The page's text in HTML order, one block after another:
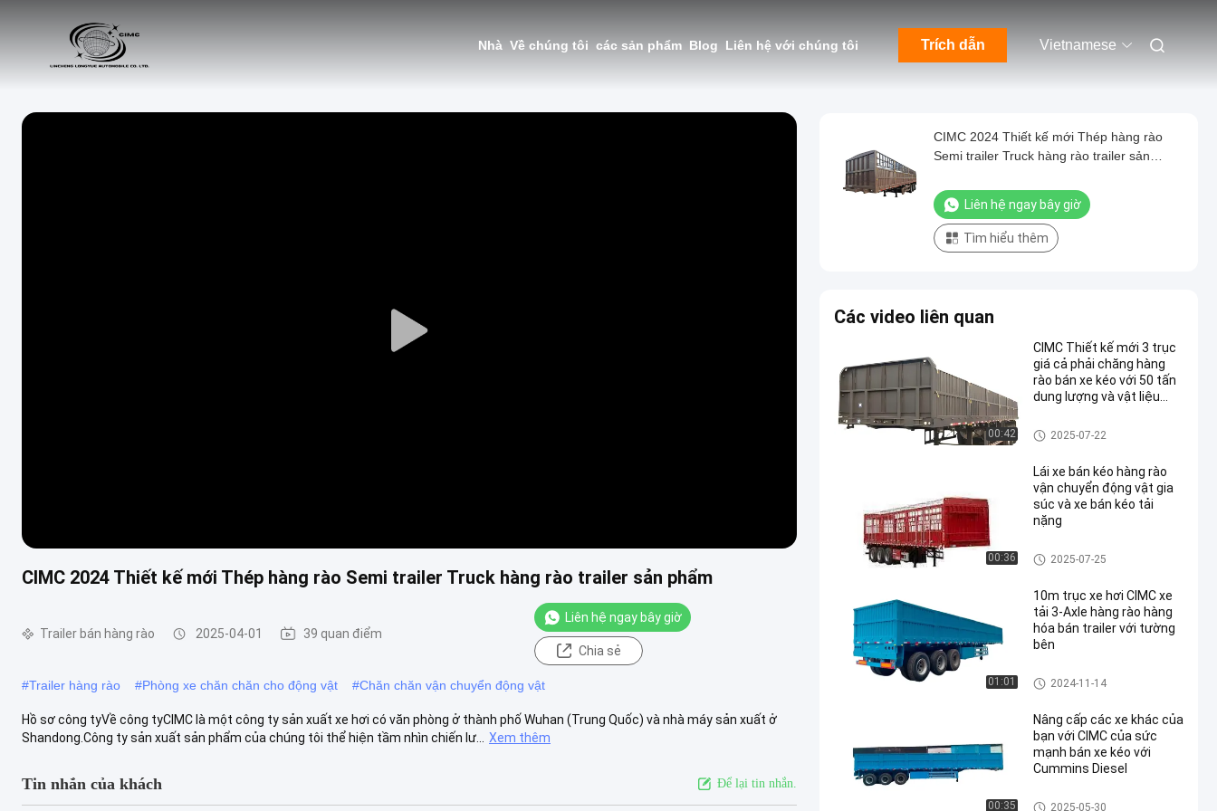
Nhà Về chúng tôi các sản phẩm Blog Liên hệ với chúng tôi Trích dẫn Vietnamese
Play
CIMC 2024 Thiết kế mới Thép hàng rào Semi trailer Truck hàng rào trailer sản phẩm
Trailer bán hàng rào 2025-04-01 39 quan điểm
Liên hệ ngay bây giờ
Chia sẻ
#Trailer hàng rào #Phòng xe chăn chăn cho động vật #Chăn chăn vận chuyển động vật
Hồ sơ công tyVề công tyCIMC là một công ty sản xuất xe hơi có văn phòng ở thành phố Wuhan (Trung Quốc) và nhà máy sản xuất ở
Shandong.Công ty sản xuất sản phẩm của chúng tôi thể hiện tầm nhìn chiến lư...
Xem thêm
Tin nhắn của khách Để lại tin nhắn.
CIMC 2024 Thiết kế mới Thép hàng rào
Semi trailer Truck hàng rào trailer sản
Liên hệ ngay bây giờ
Tìm hiểu thêm
Các video liên quan
00:42
CIMC Thiết kế mới 3 trục
giá cả phải chăng hàng
rào bán xe kéo với 50 tấn
dung lượng và vật liệu
Trailer bán hàng rào
2025-07-22
00:36
Lái xe bán kéo hàng rào
vận chuyển động vật gia
súc và xe bán kéo tải
nặng
Trailer bán hàng rào
2025-07-25
01:01
10m trục xe hơi CIMC xe
tải 3-Axle hàng rào hàng
hóa bán trailer với tường
bên
Trailer bán hàng rào
2024-11-14
00:35
Nâng cấp các xe khác của
bạn với CIMC của sức
mạnh bán xe kéo với
Cummins Diesel
Trailer bán hàng rào
2025-05-30